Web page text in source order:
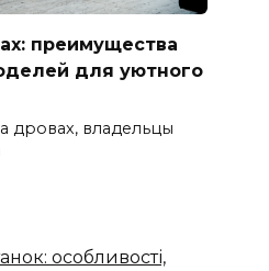
преимущества
для уютного
дровах, владельцы